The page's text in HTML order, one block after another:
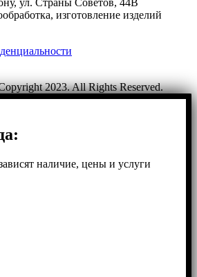
изготовление изделий
2023. All Rights Reserved.
наличие, цены и услуги